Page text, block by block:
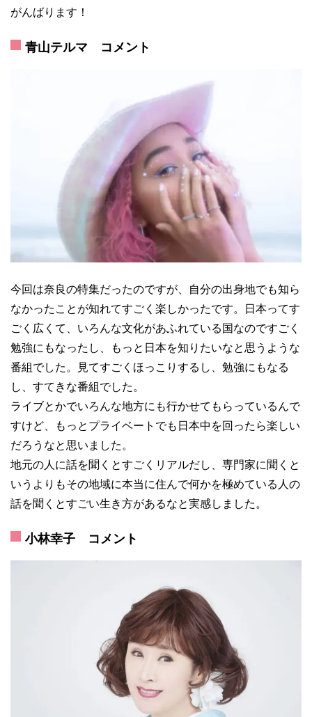
がんばります！
青山テルマ コメント
今回は奈良の特集だったのですが、自分の出身地でも知ら
なかったことが知れてすごく楽しかったです。日本ってす
ごく広くて、いろんな文化があふれている国なのですごく
勉強にもなったし、もっと日本を知りたいなと思うような
番組でした。見てすごくほっこりするし、勉強にもなる
し、すてきな番組でした。
ライブとかでいろんな地方にも行かせてもらっているんで
すけど、もっとプライベートでも日本中を回ったら楽しい
だろうなと思いました。
地元の人に話を聞くとすごくリアルだし、専門家に聞くと
いうよりもその地域に本当に住んで何かを極めている人の
話を聞くとすごい生き方があるなと実感しました。
小林幸子 コメント